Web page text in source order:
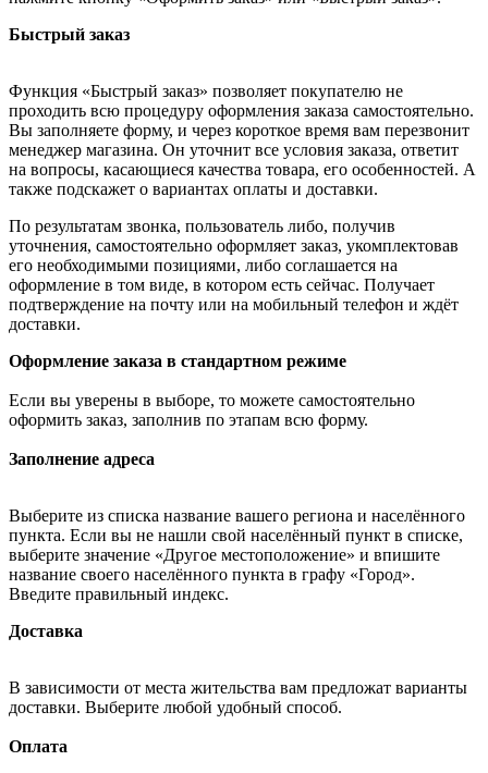
Быстрый заказ
Функция «Быстрый заказ» позволяет покупателю не
проходить всю процедуру оформления заказа самостоятельно.
Вы заполняете форму, и через короткое время вам перезвонит
менеджер магазина. Он уточнит все условия заказа, ответит
на вопросы, касающиеся качества товара, его особенностей. А
также подскажет о вариантах оплаты и доставки.
По результатам звонка, пользователь либо, получив
уточнения, самостоятельно оформляет заказ, укомплектовав
его необходимыми позициями, либо соглашается на
оформление в том виде, в котором есть сейчас. Получает
подтверждение на почту или на мобильный телефон и ждёт
доставки.
Оформление заказа в стандартном режиме
Если вы уверены в выборе, то можете самостоятельно
оформить заказ, заполнив по этапам всю форму.
Заполнение адреса
Выберите из списка название вашего региона и населённого
пункта. Если вы не нашли свой населённый пункт в списке,
выберите значение «Другое местоположение» и впишите
название своего населённого пункта в графу «Город».
Введите правильный индекс.
Доставка
В зависимости от места жительства вам предложат варианты
доставки. Выберите любой удобный способ.
Оплата